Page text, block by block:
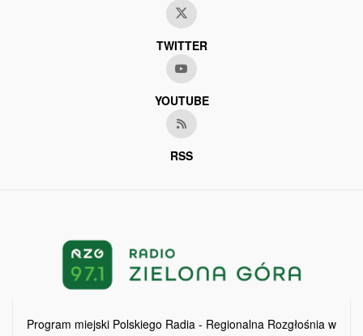
TWITTER
YOUTUBE
RSS
Program miejski Polskiego Radia - Regionalna Rozgłośnia w